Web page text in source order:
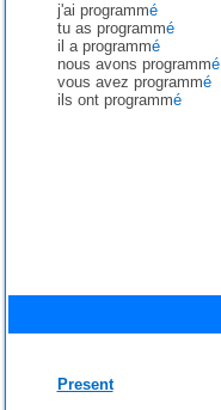
j'ai programmé
tu as programmé
il a programmé
nous avons programmé
vous avez programmé
ils ont programmé
Present